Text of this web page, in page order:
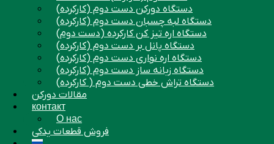
دستگاه دورکن دست دوم (کارکرده)
دستگاه لبه چسبان دست دوم (کارکرده)
دستگاه اره تیز کن کارکرده (دست دوم)
دستگاه پانل بر دست دوم (کارکرده)
دستگاه اره نواری دست دوم (کارکرده)
دستگاه زبانه ساز دست دوم (کارکرده)
دستگاه تراش خطی دست دوم ( کارکرده)
مقالات دورکن
контакт
О нас
فروش قطعات یدکی